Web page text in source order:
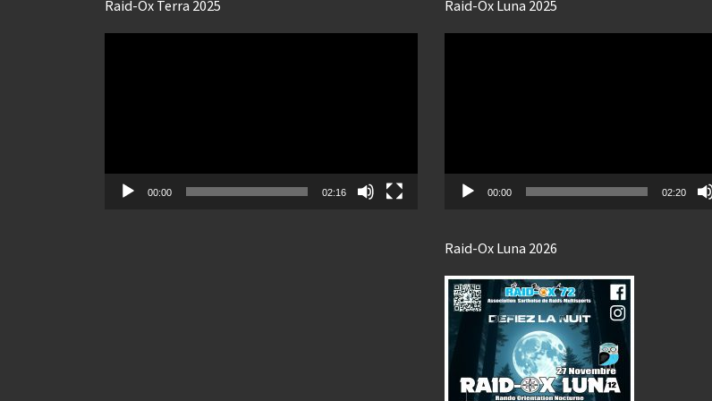
Raid-Ox Terra 2025
00:00 02:16
Raid-Ox Luna 2025
00:00 02:20
Raid-Ox Luna 2026